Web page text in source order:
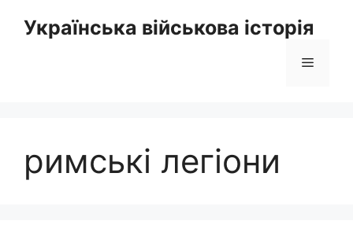
Українська військова історія
Меню
римські легіони